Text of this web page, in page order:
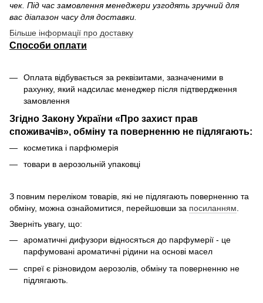
чек. Під час замовлення менеджери узгодять зручний для
вас діапазон часу для доставки.
Більше інформації про доставку
Способи оплати
Оплата відбувається за реквізитами, зазначеними в
рахунку, який надсилає менеджер після підтвердження
замовлення
Згідно Закону України «Про захист прав
споживачів», обміну та поверненню не підлягають:
косметика і парфюмерія
товари в аерозольній упаковці
З повним переліком товарів, які не підлягають поверненню та
обміну, можна ознайомитися, перейшовши за посиланням.
Зверніть увагу, що:
ароматичні дифузори відносяться до парфумерії - це
парфумовані ароматичні рідини на основі масел
спреї є різновидом аерозолів, обміну та поверненню не
підлягають.